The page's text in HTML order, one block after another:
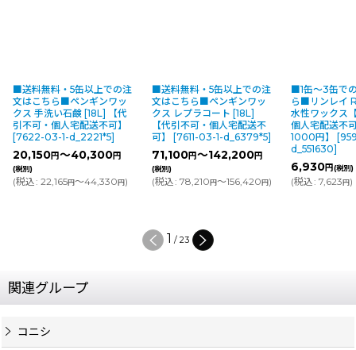
■送料無料・5缶以上での注
文はこちら■ペンギンワッ
クス 手洗い石鹸 [18L] 【代
引不可・個人宅配送不可】
[7622-03-1-d_2221*5]
20,150円～40,300円
(税別)
(税込: 22,165円～44,330円)
■送料無料・5缶以上での注
文はこちら■ペンギンワッ
クス レプラコート [18L]
【代引不可・個人宅配送不
可】
[7611-03-1-d_6379*5]
71,100円～142,200円
(税別)
(税込: 78,210円～156,420円)
■1缶〜3缶で
ら■リンレイ
水性ワックス
個人宅配送不
1000円】
[
d_551630]
6,930円(税別)
(税込: 7,623円)
1 / 23
関連グループ
コニシ